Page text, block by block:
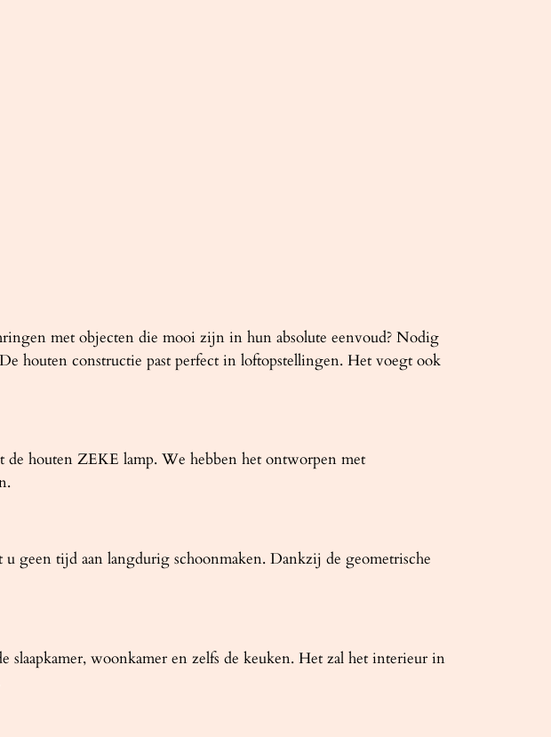
met objecten die mooi zijn in hun absolute eenvoud? Nodig
houten constructie past perfect in loftopstellingen. Het voegt ook
de houten ZEKE lamp. We hebben het ontworpen met
geen tijd aan langdurig schoonmaken. Dankzij de geometrische
woonkamer en zelfs de keuken. Het zal het interieur in